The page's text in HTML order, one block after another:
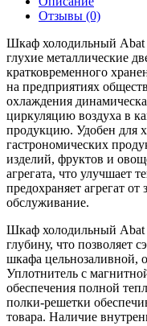
Отзывы (0)
Шкаф холодильный Abat
глухие металлические
кратковременного
на предприятиях
охлаждения
циркуляцию воздуха в
продукцию. Удобен для
гастрономических
изделий, фруктов и
агрегата, что улучшает
предохраняет агрегат
обслуживание.
Шкаф холодильный
глубину, что позволяет
шкафа цельнозаливной,
Уплотнитель с
обеспечения полной
полки-решетки
товара. Наличие